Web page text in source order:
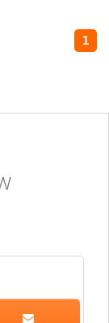
1